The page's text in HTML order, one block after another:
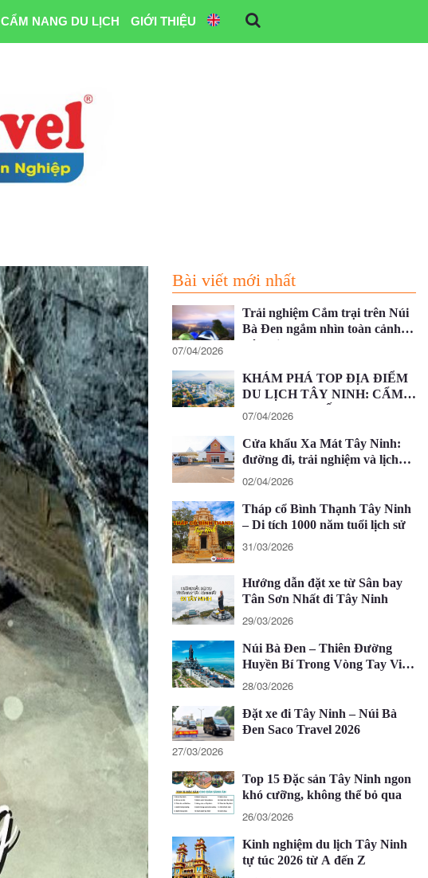
CẨM NANG DU LỊCH GIỚI THIỆU
Bài viết mới nhất
Trải nghiệm Cắm trại trên Núi
Bà Đen ngắm nhìn toàn cảnh
Tây Ninh
07/04/2026
KHÁM PHÁ TOP ĐỊA ĐIỂM
DU LỊCH TÂY NINH: CẨM
NANG CHI TIẾT 2026
07/04/2026
Cửa khẩu Xa Mát Tây Ninh:
đường đi, trải nghiệm và lịch
trình 1 ngày
02/04/2026
Tháp cổ Bình Thạnh Tây Ninh
– Di tích 1000 năm tuổi lịch sử
31/03/2026
Hướng dẫn đặt xe từ Sân bay
Tân Sơn Nhất đi Tây Ninh
29/03/2026
Núi Bà Đen – Thiên Đường
Huyền Bí Trong Vòng Tay Việt
Nam
28/03/2026
Đặt xe đi Tây Ninh – Núi Bà
Đen Saco Travel 2026
27/03/2026
Top 15 Đặc sản Tây Ninh ngon
khó cưỡng, không thể bỏ qua
26/03/2026
Kinh nghiệm du lịch Tây Ninh
tự túc 2026 từ A đến Z